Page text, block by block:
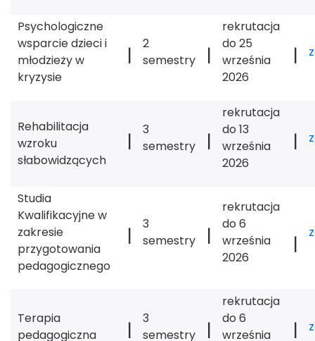
Psychologiczne
wsparcie dzieci i
młodzieży w
kryzysie
|
2
semestry
|
rekrutacja
do 25
września
2026
|
Rehabilitacja
wzroku
słabowidzących
|
3
semestry
|
rekrutacja
do 13
września
2026
|
Studia
Kwalifikacyjne w
zakresie
przygotowania
pedagogicznego
|
3
semestry
|
rekrutacja
do 6
września
2026
|
Terapia
pedagogiczna
|
3
semestry
|
rekrutacja
do 6
września
|